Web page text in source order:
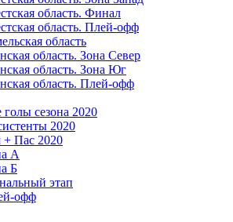
область. Финал
область. Плей-офф
область
область. Зона Север
область. Зона Юг
область. Плей-офф
голы сезона 2020
2020
+ Пас 2020
А
Б
этап
офф